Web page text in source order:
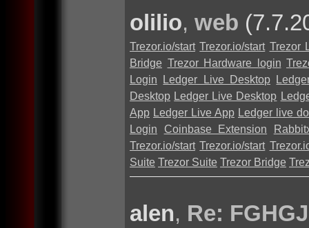
olilio, web
Trezor.io/start Trezor.io/start Trezor
Bridge Trezor Hardware login
Login
Ledger Live Desktop
Desktop Ledger Live Desktop
App Ledger Live App Ledger live
Login
Coinbase Extension
Trezor.io/start Trezor.io/start
Suite Trezor Suite Trezor Bridge
alen, Re: FGHGJ